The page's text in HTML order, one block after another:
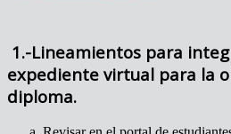
1.-Lineamientos para
expediente virtual para la
diploma.